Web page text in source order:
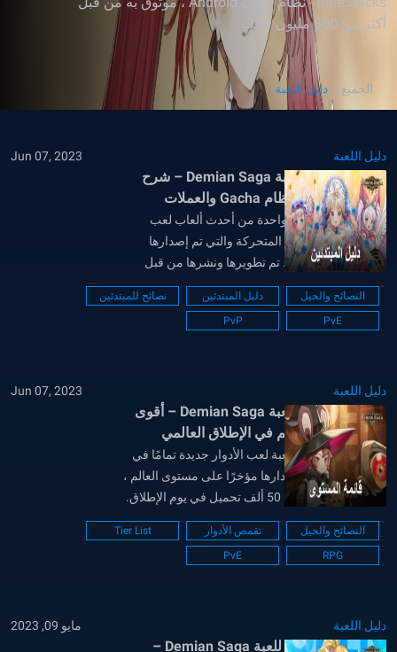
أكثر من 500 مليون لاعب
الجميع دليل اللعبة
دليل اللعبة Jun 07, 2023
دليل المبتدئين للعبة Demian Saga – شرح
ميكانيكا القتال ونظام Gacha والعملات
Demian Saga، هي واحدة من أحدث ألعاب لعب
الأدوار بنمط الرسوم المتحركة والتي تم إصدارها
عالميًا في عام 2023. تم تطويرها ونشرها من قبل
المطورين الكوريين المشهورين HAEGIN LTD ، وقد
جذبت اللعبة القائمة على الأدوار قدرًا كبيرًا من
الاهتمام في فترة زمنية قصيرة. يعتبر شهر أبريل
النصائح والحيل دليل المبتدئين
نصائح للمبتدئين
PvE
PvP
دليل اللعبة Jun 07, 2023
قائمة المستوى للعبة Demian Saga – أقوى
الأبطال تم تصنيفهم في الإطلاق العالمي
Demian Saga هي لعبة لعب الأدوار جديدة تمامًا في
الوقت الفعلي تم إصدارها مؤخرًا على مستوى العالم ،
حيث جمعت أكثر من 50 ألف تحميل في يوم الإطلاق.
Demian Saga متاح حاليًا للتنزيل كلعبة مجانية على
كل من متجر Google Play ومتجر iOS App Store.
نظرًا لكونه لعبة لعب الأدوار...
النصائح والحيل تقمص الأدوار
Tier List
RPG
PvE
دليل اللعبة مايو 09, 2023
دليل إعادة التدوير للعبة Demian Saga –